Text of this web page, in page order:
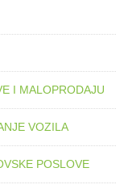
I MALOPRODAJU
VOZILA
POSLOVE